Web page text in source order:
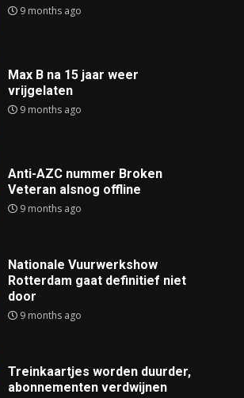
9 months ago
Max B na 15 jaar weer
vrijgelaten
9 months ago
Anti-AZC nummer Broken
Veteran alsnog offline
9 months ago
Nationale Vuurwerkshow
Rotterdam gaat definitief niet
door
9 months ago
Treinkaartjes worden duurder,
abonnementen verdwijnen